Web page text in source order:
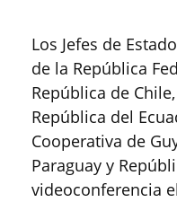
Los Jefes de
de la República
República de
República del
Cooperativa de
Paraguay y
videoconferencia